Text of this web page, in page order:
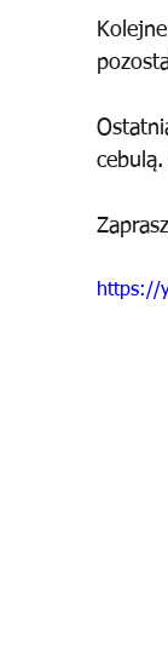
cebulą.
https://